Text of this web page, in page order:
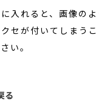
入れると、画像の
セが付いてしまう
い。
る